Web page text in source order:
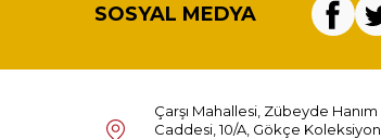
SOSYAL MEDYA
Çarşı Mahallesi, Zübeyde Hanım
Caddesi, 10/A, Gökçe Koleksiyon,